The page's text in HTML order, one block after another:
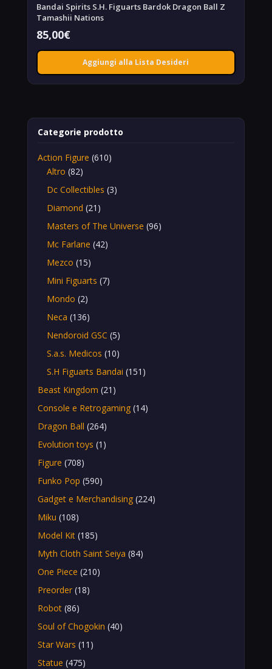
Bandai Spirits S.H. Figuarts Bardok Dragon Ball Z
Tamashii Nations
85,00€
Aggiungi alla Lista Desideri
Categorie prodotto
Action Figure (610)
Altro (82)
Dc Collectibles (3)
Diamond (21)
Masters of The Universe (96)
Mc Farlane (42)
Mezco (15)
Mini Figuarts (7)
Mondo (2)
Neca (136)
Nendoroid GSC (5)
S.a.s. Medicos (10)
S.H Figuarts Bandai (151)
Beast Kingdom (21)
Console e Retrogaming (14)
Dragon Ball (264)
Evolution toys (1)
Figure (708)
Funko Pop (590)
Gadget e Merchandising (224)
Miku (108)
Model Kit (185)
Myth Cloth Saint Seiya (84)
One Piece (210)
Preorder (18)
Robot (86)
Soul of Chogokin (40)
Star Wars (11)
Statue (475)